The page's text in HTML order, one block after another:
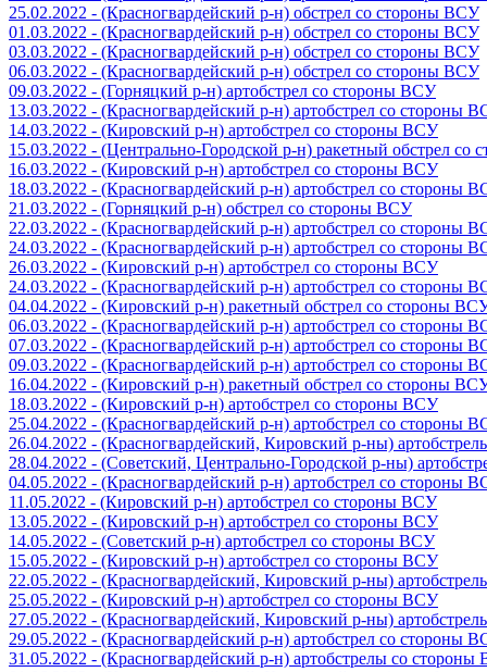
25.02.2022 - (Красногвардейский р-н) обстрел со стороны ВСУ
01.03.2022 - (Красногвардейский р-н) обстрел со стороны ВСУ
03.03.2022 - (Красногвардейский р-н) обстрел со стороны ВСУ
06.03.2022 - (Красногвардейский р-н) обстрел со стороны ВСУ
09.03.2022 - (Горняцкий р-н) артобстрел со стороны ВСУ
13.03.2022 - (Красногвардейский р-н) артобстрел со стороны
14.03.2022 - (Кировский р-н) артобстрел со стороны ВСУ
15.03.2022 - (Центрально-Городской р-н) ракетный обстрел со
16.03.2022 - (Кировский р-н) артобстрел со стороны ВСУ
18.03.2022 - (Красногвардейский р-н) артобстрел со стороны
21.03.2022 - (Горняцкий р-н) обстрел со стороны ВСУ
22.03.2022 - (Красногвардейский р-н) артобстрел со стороны
24.03.2022 - (Красногвардейский р-н) артобстрел со стороны
26.03.2022 - (Кировский р-н) артобстрел со стороны ВСУ
24.03.2022 - (Красногвардейский р-н) артобстрел со стороны
04.04.2022 - (Кировский р-н) ракетный обстрел со стороны
06.03.2022 - (Красногвардейский р-н) артобстрел со стороны
07.03.2022 - (Красногвардейский р-н) артобстрел со стороны
09.03.2022 - (Красногвардейский р-н) артобстрел со стороны
16.04.2022 - (Кировский р-н) ракетный обстрел со стороны
18.03.2022 - (Кировский р-н) артобстрел со стороны ВСУ
25.04.2022 - (Красногвардейский р-н) артобстрел со стороны
26.04.2022 - (Красногвардейский, Кировский р-ны)
28.04.2022 - (Советский, Центрально-Городской р-ны)
04.05.2022 - (Красногвардейский р-н) артобстрел со стороны
11.05.2022 - (Кировский р-н) артобстрел со стороны ВСУ
13.05.2022 - (Кировский р-н) артобстрел со стороны ВСУ
14.05.2022 - (Советский р-н) артобстрел со стороны ВСУ
15.05.2022 - (Кировский р-н) артобстрел со стороны ВСУ
22.05.2022 - (Красногвардейский, Кировский р-ны)
25.05.2022 - (Кировский р-н) артобстрел со стороны ВСУ
27.05.2022 - (Красногвардейский, Кировский р-ны)
29.05.2022 - (Красногвардейский р-н) артобстрел со стороны
31.05.2022 - (Красногвардейский р-н) артобстрелы со